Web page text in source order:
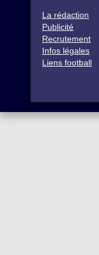
La rédaction
Publicité
Recrutement
Infos légales
Liens football